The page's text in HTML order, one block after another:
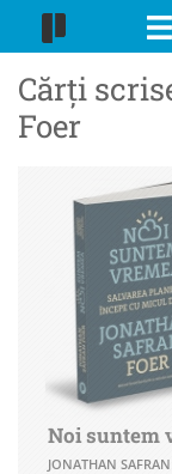
Cărți
Foer
Noi suntem
JONATHAN